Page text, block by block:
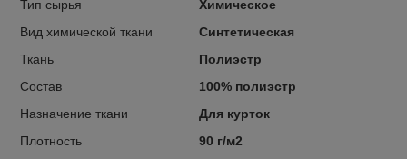
Тип сырья
Химическое
Вид химической ткани
Синтетическая
Ткань
Полиэстр
Состав
100% полиэстр
Назначение ткани
Для курток
Плотность
90 г/м2